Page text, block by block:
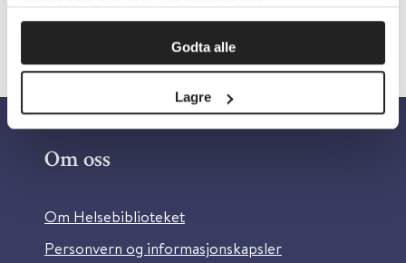
Godta alle
Lagre
Om oss
Om Helsebiblioteket
Personvern og informasjonskapsler